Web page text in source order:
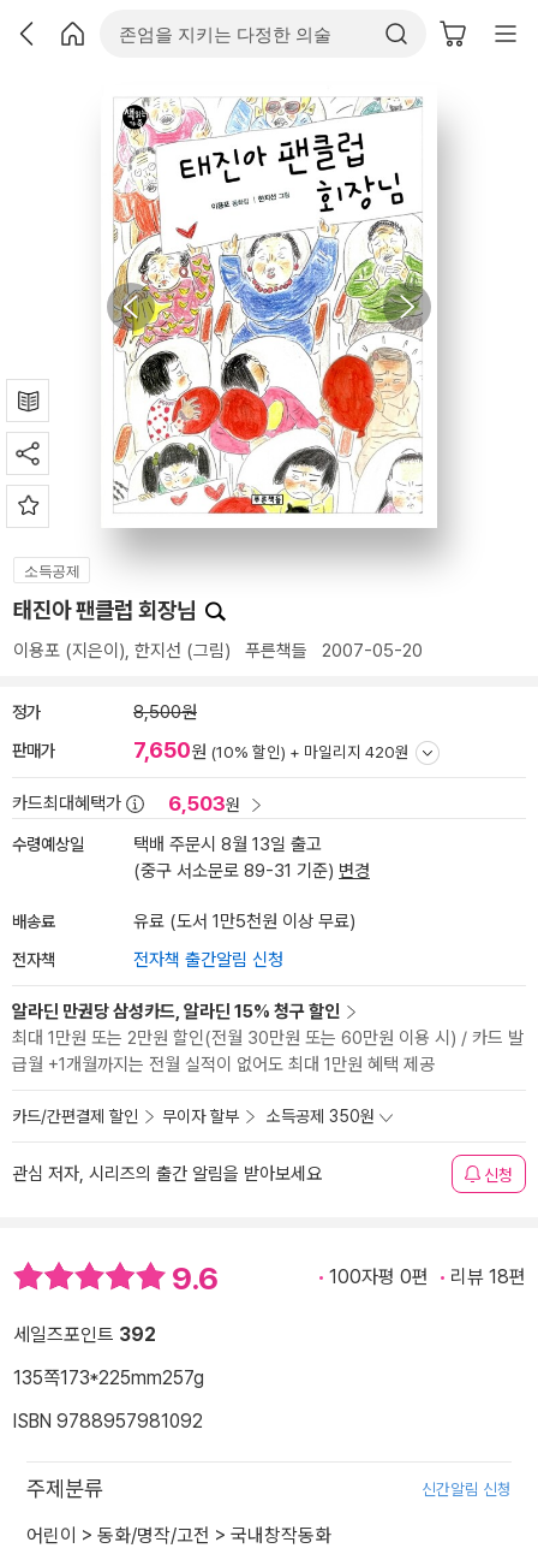
소득공제
태진아 팬클럽 회장님
이용포 (지은이), 한지선 (그림) 푸른책들 2007-05-20
정가 8,500원
판매가 7,650원 (10% 할인) + 마일리지 420원
카드최대혜택가 6,503원
수령예상일
택배 주문시 8월 13일 출고
(중구 서소문로 89-31 기준) 변경
배송료 유료 (도서 1만5천원 이상 무료)
전자책 전자책 출간알림 신청
알라딘 만권당 삼성카드, 알라딘 15% 청구 할인
최대 1만원 또는 2만원 할인(전월 30만원 또는 60만원 이용 시) / 카드 발
급월 +1개월까지는 전월 실적이 없어도 최대 1만원 혜택 제공
카드/간편결제 할인 무이자 할부 소득공제 350원
관심 저자, 시리즈의 출간 알림을 받아보세요 신청
9.6 100자평 0편 리뷰 18편
세일즈포인트 392
135쪽173*225mm257g
ISBN 9788957981092
주제분류 신간알림 신청
어린이 > 동화/명작/고전 > 국내창작동화